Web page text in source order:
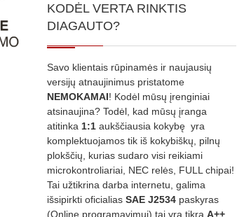
KODĖL VERTA RINKTIS
DIAGAUTO?
Savo klientais rūpinamės ir naujausių
versijų atnaujinimus pristatome
NEMOKAMAI! Kodėl mūsų įrenginiai
atsinaujina? Todėl, kad mūsų įranga
atitinka 1:1 aukščiausia kokybę yra
komplektuojamos tik iš kokybiškų, pilnų
plokščių, kurias sudaro visi reikiami
microkontroliariai, NEC relės, FULL chipai!
Tai užtikrina darba internetu, galima
išsipirkti oficialias SAE J2534 paskyras
(Online programavimui) tai yra tikra A++